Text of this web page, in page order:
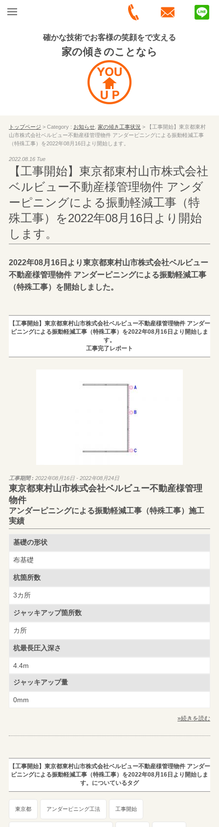
確かな技術でお客様の笑顔をで支える
家の傾きのことなら
トップページ > Category : お知らせ, 家の傾き工事状況 > 【工事開始】東京都東村
山市株式会社ベルビュー不動産様管理物件 アンダーピニングによる振動軽減工事
（特殊工事）を2022年08月16日より開始します。
2022.08.16 Tue
【工事開始】東京都東村山市株式会社
ベルビュー不動産様管理物件 アンダ
ーピニングによる振動軽減工事（特
殊工事）を2022年08月16日より開始
します。
2022年08月16日より東京都東村山市株式会社ベルビュー
不動産様管理物件 アンダーピニングによる振動軽減工事
（特殊工事）を開始しました。
【工事開始】東京都東村山市株式会社ベルビュー不動産様管理物件 アンダー
ピニングによる振動軽減工事（特殊工事）を2022年08月16日より開始しま
す。
工事完了レポート
工事期間 : 2022年08月16日 - 2022年08月24日
東京都東村山市株式会社ベルビュー不動産様管理
物件
アンダーピニングによる振動軽減工事（特殊工事）施工
実績
基礎の形状
布基礎
杭箇所数
3カ所
ジャッキアップ箇所数
カ所
杭最長圧入深さ
4.4m
ジャッキアップ量
0mm
»続きを読む
【工事開始】東京都東村山市株式会社ベルビュー不動産様管理物件 アンダー
ピニングによる振動軽減工事（特殊工事）を2022年08月16日より開始しま
す。についているタグ
東京都 アンダーピニング工法 工事開始